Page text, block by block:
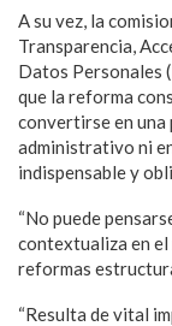
A su vez, la
Transparencia,
Datos Personales
que la reforma
convertirse en una
administrativo ni
indispensable y
“No puede
contextualiza en el
reformas
“Resulta de vital